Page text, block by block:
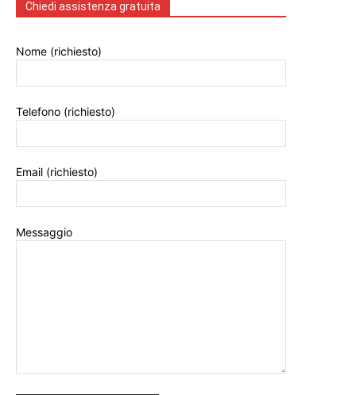
Chiedi assistenza gratuita
Nome (richiesto)
Telefono (richiesto)
Email (richiesto)
Messaggio